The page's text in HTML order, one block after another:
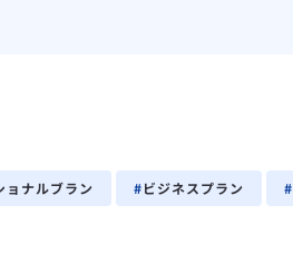
ョナルブラン ビジネスプラン